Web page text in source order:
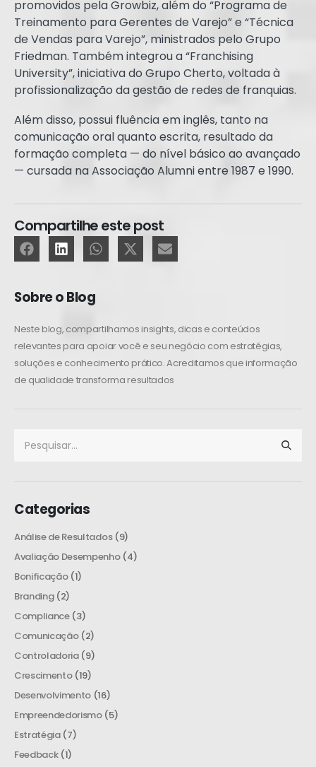
promovidos pela Growbiz, além do “Programa de
Treinamento para Gerentes de Varejo” e “Técnica
de Vendas para Varejo”, ministrados pelo Grupo
Friedman. Também integrou a “Franchising
University”, iniciativa do Grupo Cherto, voltada à
profissionalização da gestão de redes de franquias.
Além disso, possui fluência em inglês, tanto na
comunicação oral quanto escrita, resultado da
formação completa — do nível básico ao avançado
— cursada na Associação Alumni entre 1987 e 1990.
Compartilhe este post
Sobre o Blog
Neste blog, compartilhamos insights, dicas e conteúdos
relevantes para apoiar você e seu negócio com estratégias,
soluções e conhecimento prático. Acreditamos que informação
de qualidade transforma resultados
Categorias
Análise de Resultados(9)
Avaliação Desempenho(4)
Bonificação(1)
Branding(2)
Compliance(3)
Comunicação(2)
Controladoria(9)
Crescimento(19)
Desenvolvimento (16)
Empreendedorismo(5)
Estratégia(7)
Feedback(1)